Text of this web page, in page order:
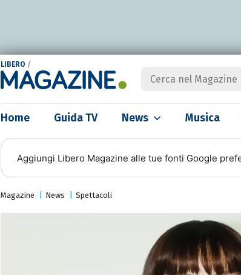
LIBERO /
Home Guida TV News Musica
Aggiungi Libero Magazine alle tue fonti Google
Magazine News Spettacoli